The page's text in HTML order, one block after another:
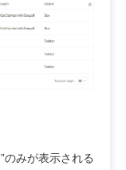
のみが表示される